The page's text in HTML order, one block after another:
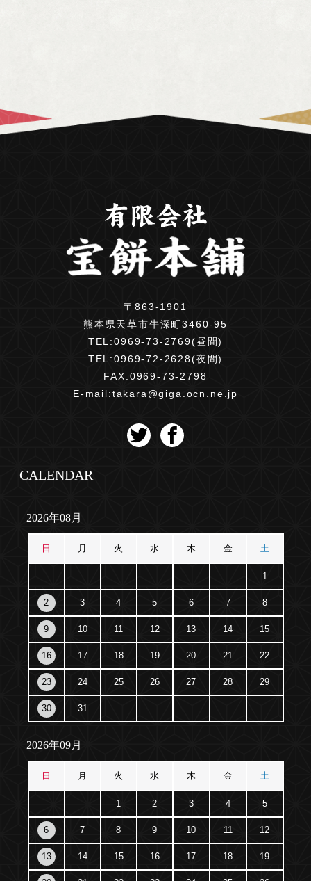
〒863-1901
熊本県天草市牛深町3460-95
TEL:0969-73-2769(昼間)
TEL:0969-72-2628(夜間)
FAX:0969-73-2798
E-mail:takara@giga.ocn.ne.jp
CALENDAR
2026年08月
日 月 火 水 木 金 土
1
2 3 4 5 6 7 8
9 10 11 12 13 14 15
16 17 18 19 20 21 22
23 24 25 26 27 28 29
30 31
2026年09月
日 月 火 水 木 金 土
1 2 3 4 5
6 7 8 9 10 11 12
13 14 15 16 17 18 19